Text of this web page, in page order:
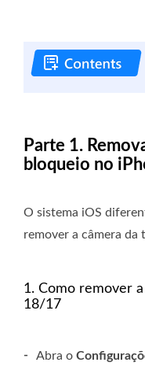
Parte 1.
bloqueio no
O sistema iOS
remover a câmera da
1. Como remover
18/17
- Abra o